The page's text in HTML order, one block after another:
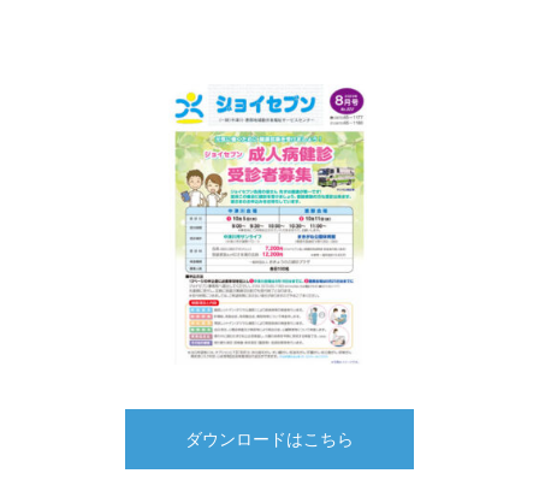
ダウンロードはこちら